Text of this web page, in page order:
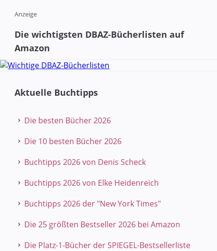
Anzeige
Die wichtigsten DBAZ-Bücherlisten auf
Amazon
Aktuelle Buchtipps
Die besten Bücher 2026
Die 10 besten Bücher 2026
Buchtipps 2026 von Denis Scheck
Buchtipps 2026 von Elke Heidenreich
Buchtipps 2026 der "New York Times"
Die 25 größten Bestseller 2026 bei Amazon
Die Platz-1-Bücher der SPIEGEL-Bestsellerliste